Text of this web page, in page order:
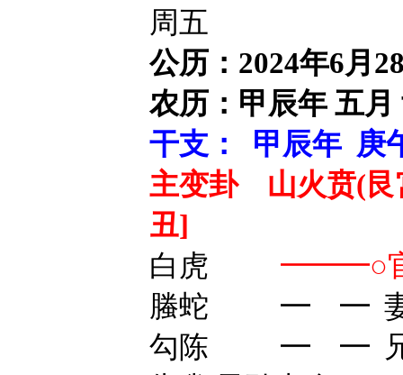
周五
公历：2024年6月
农历：甲辰年 五
干支： 甲辰年 庚
主变卦 山火贲(艮
丑]
白虎
━━━○
螣蛇 ━ ━ 妻
勾陈 ━ ━ 兄弟